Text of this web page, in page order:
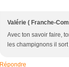
Valérie ( Franche-
Avec ton savoir faire,
les champignons il
Répondre